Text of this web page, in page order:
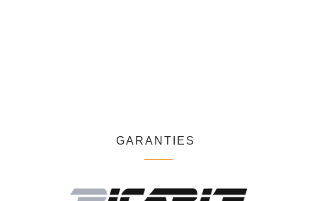
GARANTIES